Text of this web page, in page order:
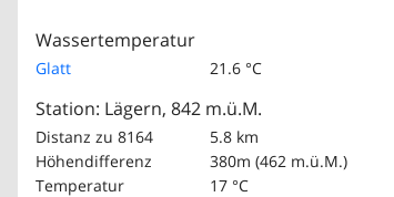
Wassertemperatur
Glatt 21.6 °C
Station: Lägern, 842 m.ü.M.
Distanz zu 8164
5.8 km
Höhendifferenz
380m (462 m.ü.M.)
Temperatur
17 °C